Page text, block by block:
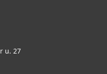
Ft
kosár fém univerzális -
u. 27